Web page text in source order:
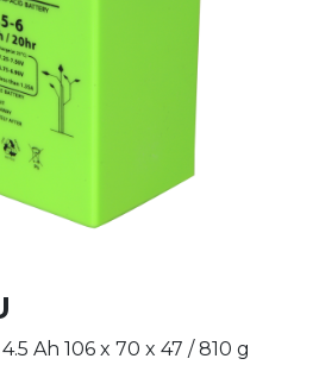
Ah 106 x 70 x 47 / 810 g